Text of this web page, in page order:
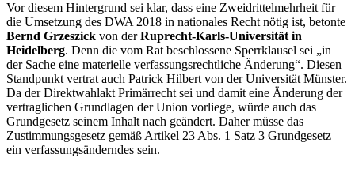
Vor diesem Hintergrund sei klar, dass eine Zweidrittelmehrheit für
die Umsetzung des DWA 2018 in nationales Recht nötig ist, betonte
Bernd Grzeszick von derRuprecht-Karls-Universität in
Heidelberg. Denn die vom Rat beschlossene Sperrklausel sei „in
der Sache eine materielle verfassungsrechtliche Änderung“. Diesen
Standpunkt vertrat auch Patrick Hilbert von der Universität Münster.
Da der Direktwahlakt Primärrecht sei und damit eine Änderung der
vertraglichen Grundlagen der Union vorliege, würde auch das
Grundgesetz seinem Inhalt nach geändert. Daher müsse das
Zustimmungsgesetz gemäß Artikel 23 Abs. 1 Satz 3 Grundgesetz
ein verfassungsänderndes sein.